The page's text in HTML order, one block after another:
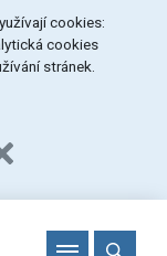
cookies:
cookies
stránek.